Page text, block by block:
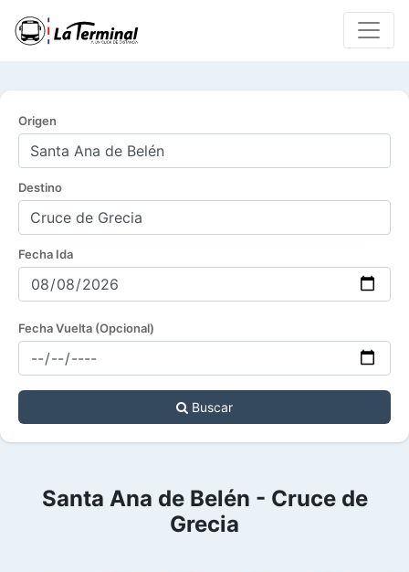
Origen
Destino
Fecha Ida
Fecha Vuelta (Opcional)
Buscar
Santa Ana de Belén - Cruce de
Grecia